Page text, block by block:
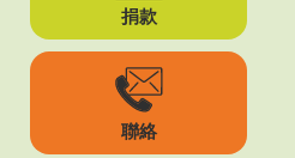
捐款
聯絡